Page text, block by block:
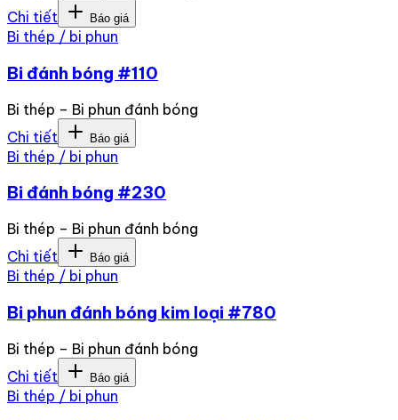
Chi tiết
Báo giá
Bi thép / bi phun
Bi đánh bóng #110
Bi thép – Bi phun đánh bóng
Chi tiết
Báo giá
Bi thép / bi phun
Bi đánh bóng #230
Bi thép – Bi phun đánh bóng
Chi tiết
Báo giá
Bi thép / bi phun
Bi phun đánh bóng kim loại #780
Bi thép – Bi phun đánh bóng
Chi tiết
Báo giá
Bi thép / bi phun